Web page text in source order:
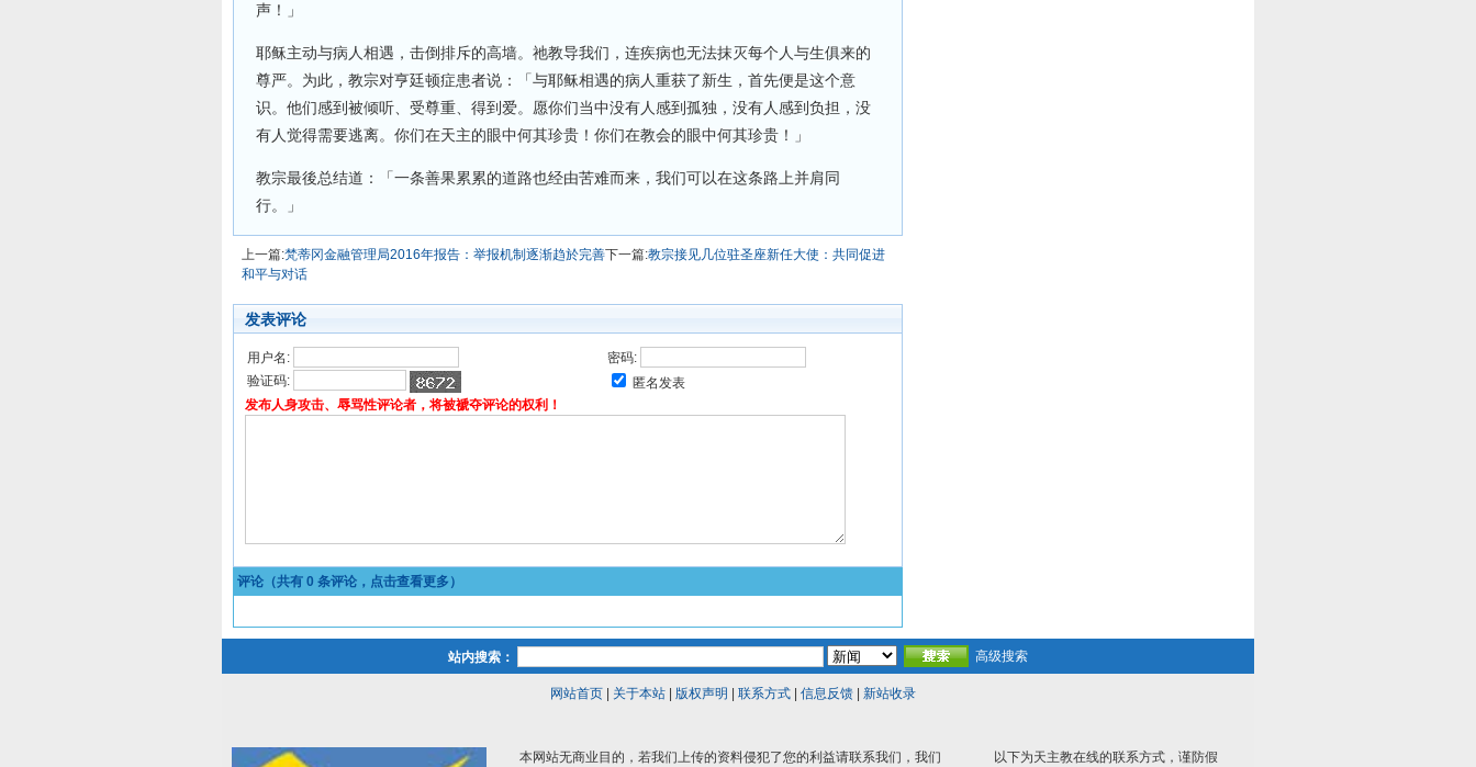
声！」
耶稣主动与病人相遇，击倒排斥的高墙。祂教导我们，连疾病也无法抹灭每个人与生俱来的
尊严。为此，教宗对亨廷顿症患者说：「与耶稣相遇的病人重获了新生，首先便是这个意
识。他们感到被倾听、受尊重、得到爱。愿你们当中没有人感到孤独，没有人感到负担，没
有人觉得需要逃离。你们在天主的眼中何其珍贵！你们在教会的眼中何其珍贵！」
教宗最後总结道：「一条善果累累的道路也经由苦难而来，我们可以在这条路上并肩同
行。」
上一篇:梵蒂冈金融管理局2016年报告：举报机制逐渐趋於完善下一篇:教宗接见几位驻圣座新任大使：共同促进
和平与对话
发表评论
用户名:
密码:
验证码:
匿名发表
发布人身攻击、辱骂性评论者，将被褫夺评论的权利！
评论（共有 0 条评论，点击查看更多）
站内搜索： 高级搜索
网站首页| 关于本站| 版权声明 联系方式| 信息反馈| 新站收录
本网站无商业目的，若我们上传的资料侵犯了您的利益请联系我们，我们 以下为天主教在线的联系方式，谨防假